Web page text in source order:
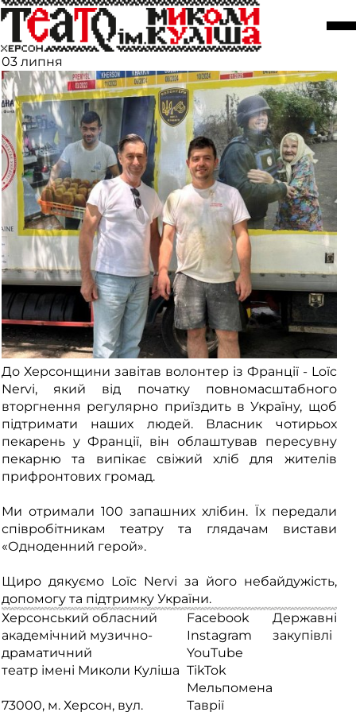
Loïc Nervi з Франції завітав до
Херсона
03 липня
До Херсонщини завітав волонтер із Франції - Loïc
Nervi, який від початку повномасштабного
вторгнення регулярно приїздить в Україну, щоб
підтримати наших людей. Власник чотирьох
пекарень у Франції, він облаштував пересувну
пекарню та випікає свіжий хліб для жителів
прифронтових громад.
Ми отримали 100 запашних хлібин. Їх передали
співробітникам театру та глядачам вистави
«Одноденний герой».
Щиро дякуємо Loïc Nervi за його небайдужість,
допомогу та підтримку України.
Херсонський обласний
академічний музично-
драматичний
театр імені Миколи Куліша
73000, м. Херсон, вул.
Facebook
Instagram
YouTube
TikTok
Мельпомена
Таврії
Державні
закупівлі